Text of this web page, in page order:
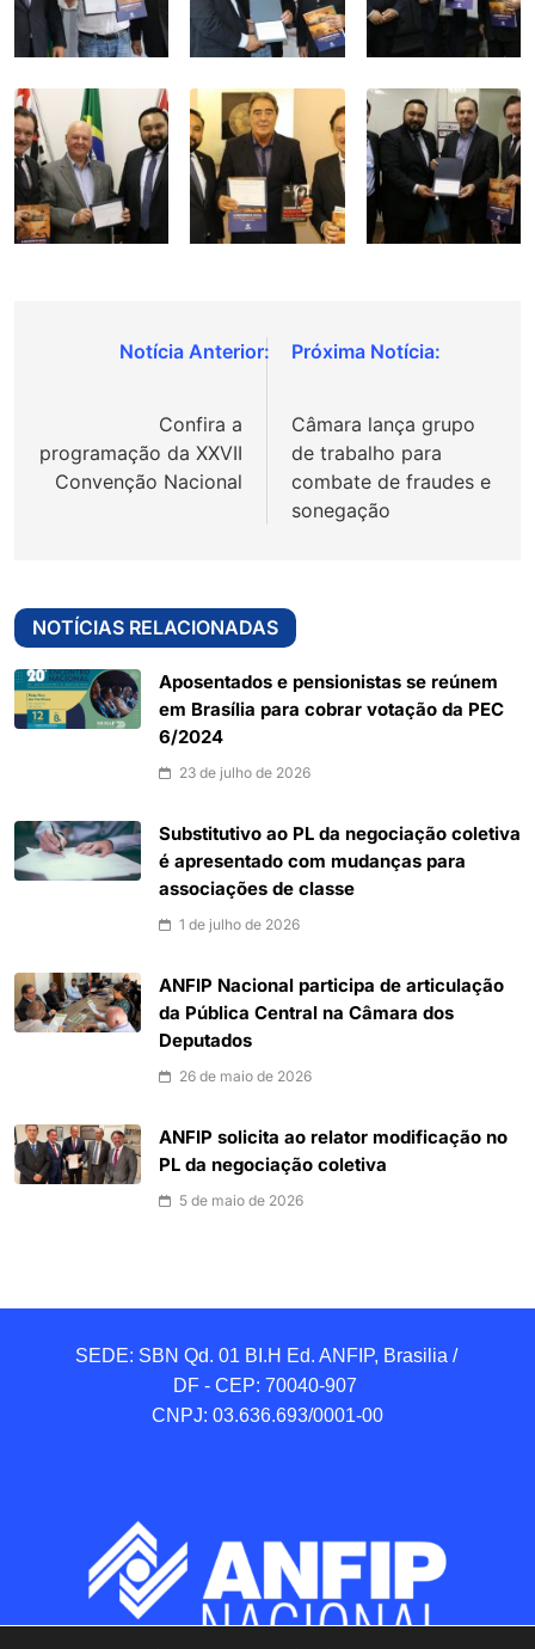
Navegação
Post
Confira a
programação da XXVII
Convenção Nacional
Câmara lança grupo
de trabalho para
combate de fraudes e
sonegação
NOTÍCIAS RELACIONADAS
Aposentados e pensionistas se reúnem
em Brasília para cobrar votação da PEC
6/2024
23 de julho de 2026
Substitutivo ao PL da negociação coletiva
é apresentado com mudanças para
associações de classe
1 de julho de 2026
ANFIP Nacional participa de articulação
da Pública Central na Câmara dos
Deputados
26 de maio de 2026
ANFIP solicita ao relator modificação no
PL da negociação coletiva
5 de maio de 2026
SEDE: SBN Qd. 01 BI.H Ed. ANFIP, Brasilia /
DF - CEP: 70040-907
CNPJ: 03.636.693/0001-00